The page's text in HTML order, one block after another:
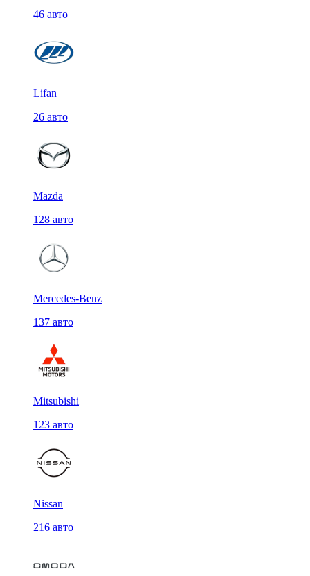
46 авто
Lifan
26 авто
Mazda
128 авто
Mercedes-Benz
137 авто
Mitsubishi
123 авто
Nissan
216 авто